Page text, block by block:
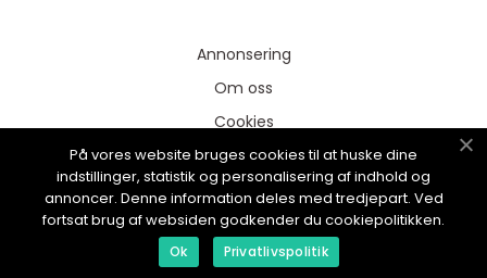
Annonsering
Om oss
Cookies
Kontakta oss
Sitemap
På vores website bruges cookies til at huske dine
indstillinger, statistik og personalisering af indhold og
annoncer. Denne information deles med tredjepart. Ved
fortsat brug af websiden godkender du cookiepolitikken.
Ok Privatlivspolitik